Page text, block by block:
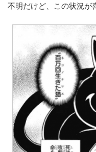
不明だけど、この状況が